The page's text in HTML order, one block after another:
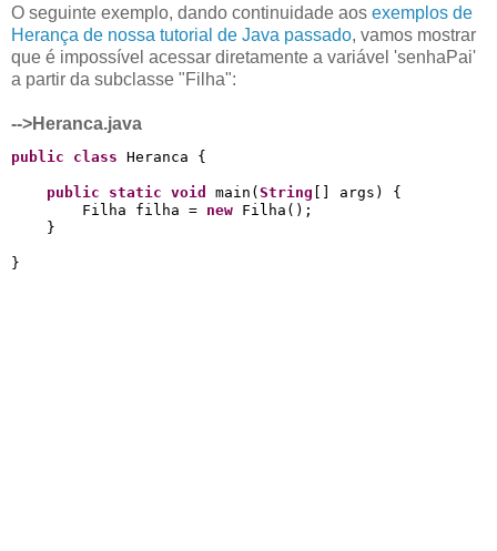
O seguinte exemplo, dando continuidade aos exemplos de
Herança de nossa tutorial de Java passado, vamos mostrar
que é impossível acessar diretamente a variável 'senhaPai'
a partir da subclasse "Filha":
-->Heranca.java
public class Heranca {
public static void main( String [] args) {
        Filha filha =
new Filha();
    }
}